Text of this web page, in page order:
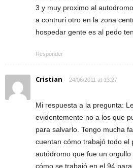
3 y muy proximo al
a contruri otro en la zona
hospedar gente es al pedo
Responder
Cristian 24/06/2011 at 13:27
Mi respuesta a la pregunta:
evidentemente no a los que
para salvarlo. Tengo mucha
cuentan cómo trabajó todo el
autódromo que fue un
cómo se trabajó en el 94